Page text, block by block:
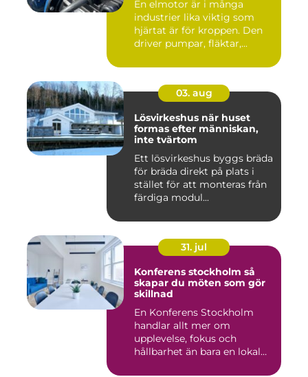
En elmotor är i många
industrier lika viktig som
hjärtat är för kroppen. Den
driver pumpar, fläktar,...
03. aug
Lösvirkeshus när huset
formas efter människan,
inte tvärtom
Ett lösvirkeshus byggs bräda
för bräda direkt på plats i
stället för att monteras från
färdiga modul...
31. jul
Konferens stockholm så
skapar du möten som gör
skillnad
En Konferens Stockholm
handlar allt mer om
upplevelse, fokus och
hållbarhet än bara en lokal